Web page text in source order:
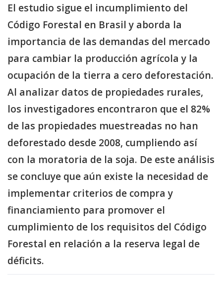
El estudio sigue el incumplimiento del
Código Forestal en Brasil y aborda la
importancia de las demandas del mercado
para cambiar la producción agrícola y la
ocupación de la tierra a cero deforestación.
Al analizar datos de propiedades rurales,
los investigadores encontraron que el 82%
de las propiedades muestreadas no han
deforestado desde 2008, cumpliendo así
con la moratoria de la soja. De este análisis
se concluye que aún existe la necesidad de
implementar criterios de compra y
financiamiento para promover el
cumplimiento de los requisitos del Código
Forestal en relación a la reserva legal de
déficits.